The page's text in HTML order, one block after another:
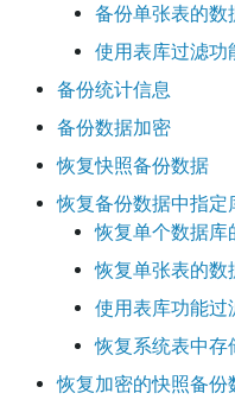
备份单张表的数
使用表库过滤功
备份统计信息
备份数据加密
恢复快照备份数据
恢复备份数据中指定
恢复单个数据库
恢复单张表的数
使用表库功能过
恢复系统表中存
恢复加密的快照备份